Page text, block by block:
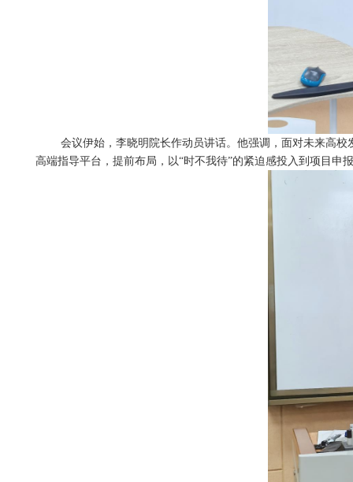
会议伊始，李晓明院长作动员讲话。他强调，面对未来高
高端指导平台，提前布局，以“时不我待”的紧迫感投入到项目申